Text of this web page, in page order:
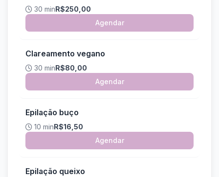
30 minR$250,00
Agendar
Clareamento vegano
30 minR$80,00
Agendar
Epilação buço
10 minR$16,50
Agendar
Epilação queixo